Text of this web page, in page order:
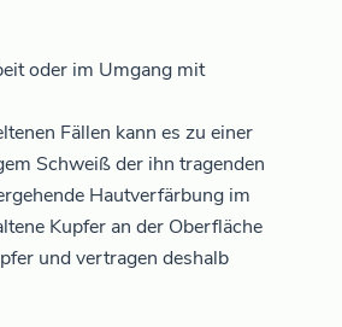
oder im Umgang mit
Fällen kann es zu einer
Schweiß der ihn tragenden
Hautverfärbung im
Kupfer an der Oberfläche
und vertragen deshalb